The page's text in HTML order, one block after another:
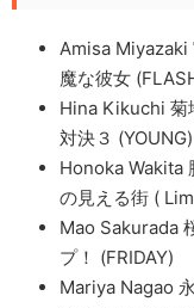
Amisa
魔な彼女
Hina Kikuchi 菊
対決３ (YOUNG)
Honoka Wakita
の見える街 (
Mao Sakurada
プ！ (FRIDAY)
Mariya Nagao